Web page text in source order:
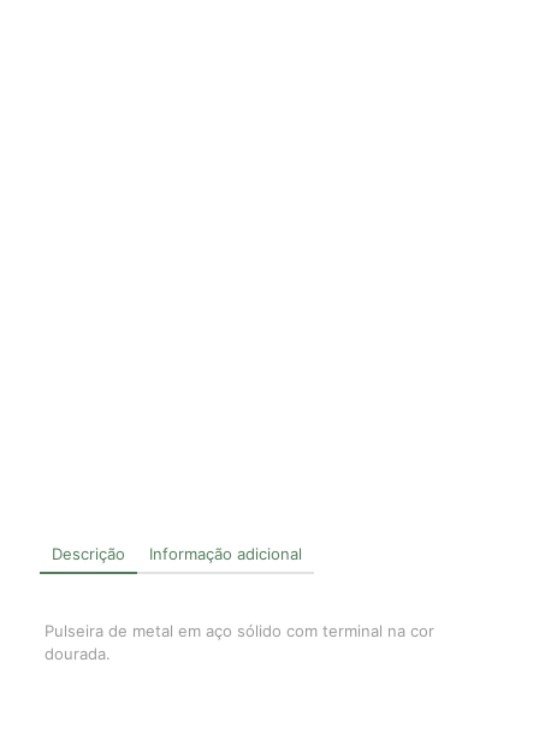
Descrição Informação adicional
Pulseira de metal em aço sólido com terminal na cor
dourada.